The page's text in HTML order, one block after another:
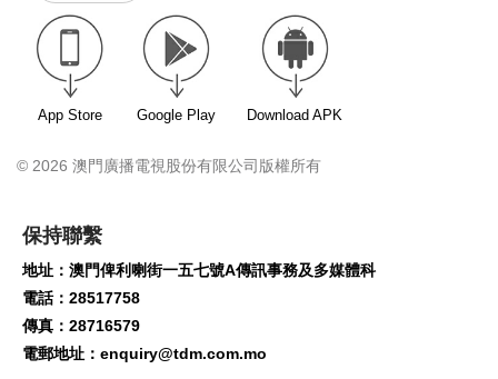
App Store Google Play Download APK
© 2026 澳門廣播電視股份有限公司版權所有
保持聯繫
地址：澳門俾利喇街一五七號A傳訊事務及多媒體科
電話：28517758
傳真：28716579
電郵地址： enquiry@tdm.com.mo